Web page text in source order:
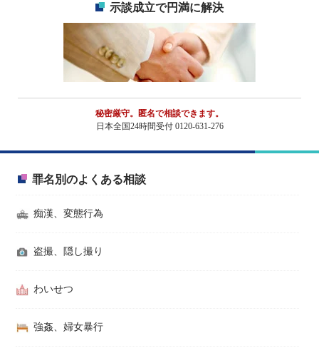
示談成立で円満に解決
秘密厳守。匿名で相談できます。
日本全国24時間受付 0120-631-276
罪名別のよくある相談
痴漢、変態行為
盗撮、隠し撮り
わいせつ
強姦、婦女暴行